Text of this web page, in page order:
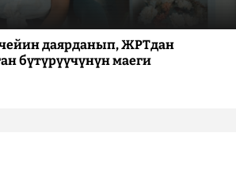
чейин даярданып, ЖРТдан
бүтүрүүчүнүн маеги